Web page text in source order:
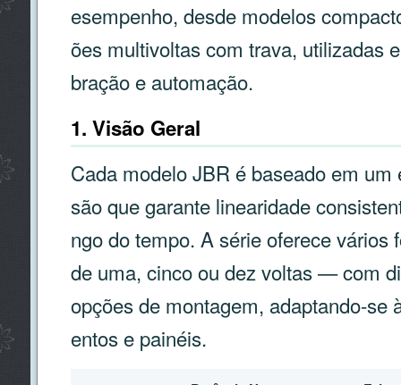
esempenho, desde modelos
ões multivoltas com trava, utilizadas
bração e automação.
1. Visão Geral
Cada modelo JBR é baseado em
são que garante linearidade
ngo do tempo. A série oferece
de uma, cinco ou dez voltas — com
opções de montagem, adaptando-se
entos e painéis.